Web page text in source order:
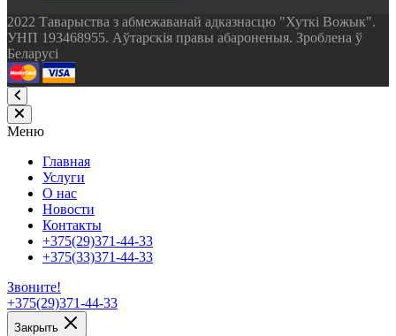
2022 Таварыства з абмежаванай адказнасцю "Хуткi Вожык".
УНП 193468955. Аўтарскія правы абароненыя. Зроблена ў
Беларусі
Меню
Главная
Услуги
О нас
Новости
Контакты
+375(29)371-44-33
+375(33)371-44-33
Звоните!
+375(29)371-44-33
Закрыть